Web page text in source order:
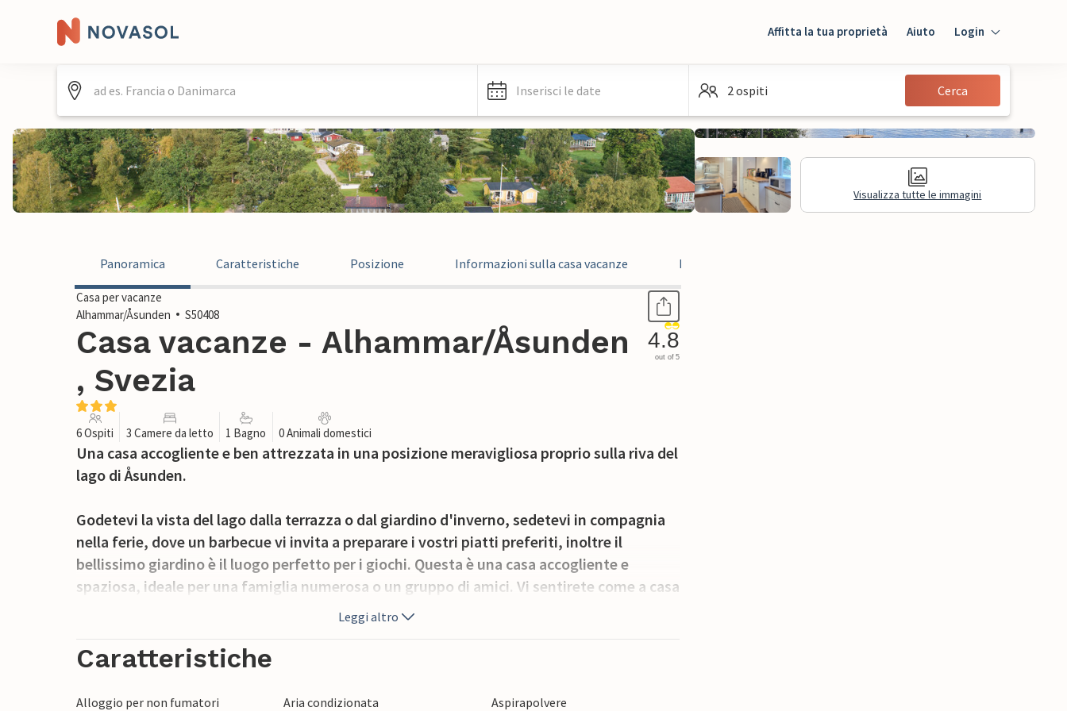
Affitta la tua proprietà Aiuto Login
Ospiti
Inserisci le date 2 ospiti Cerca
Visualizza tutte le immagini
Panoramica Caratteristiche Posizione Informazioni sulla casa vacanze Recensioni
Casa per vacanze
Alhammar/Åsunden
S50408
Casa vacanze - Alhammar/Åsunden
, Svezia
4.8
out of 5
6 Ospiti 3 Camere da letto 1 Bagno 0 Animali domestici
Una casa accogliente e ben attrezzata in una posizione meravigliosa proprio sulla riva del
lago di Åsunden.
Godetevi la vista del lago dalla terrazza o dal giardino d'inverno, sedetevi in compagnia
nella ferie, dove un barbecue vi invita a preparare i vostri piatti preferiti, inoltre il
bellissimo giardino è il luogo perfetto per i giochi. Questa è una casa accogliente e
spaziosa, ideale per una famiglia numerosa o un gruppo di amici. Vi sentirete come a casa
vostra negli accoglienti salotti con i loro mobili comodi e giocosi, perché lo spazio irradia
offre numerosi punti di pesca e anche rifugi per i pesci. In estate, il lago offre il piacere
Leggi altro
Caratteristiche
Alloggio per non fumatori Aria condizionata
Aspirapolvere